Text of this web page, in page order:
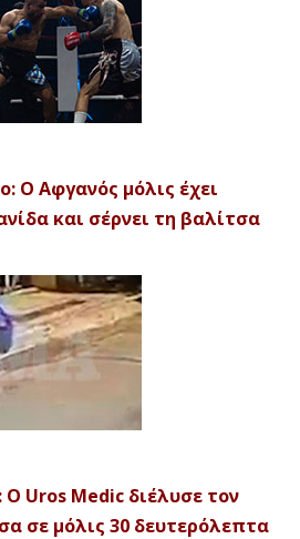
Ο Αφγανός μόλις έχει
και σέρνει τη βαλίτσα
Uros Medic διέλυσε τον
σε μόλις 30 δευτερόλεπτα